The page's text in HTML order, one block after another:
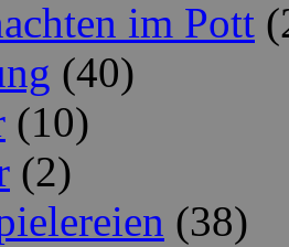
im Pott
(40)
(10)
(2)
(38)